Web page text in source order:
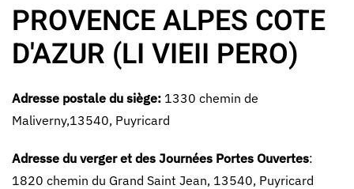
PROVENCE ALPES COTE
D'AZUR (LI VIEII PERO)
Adresse postale du siège: 1330 chemin de
Maliverny,13540, Puyricard
Adresse du verger et des Journées Portes Ouvertes:
1820 chemin du Grand Saint Jean, 13540, Puyricard